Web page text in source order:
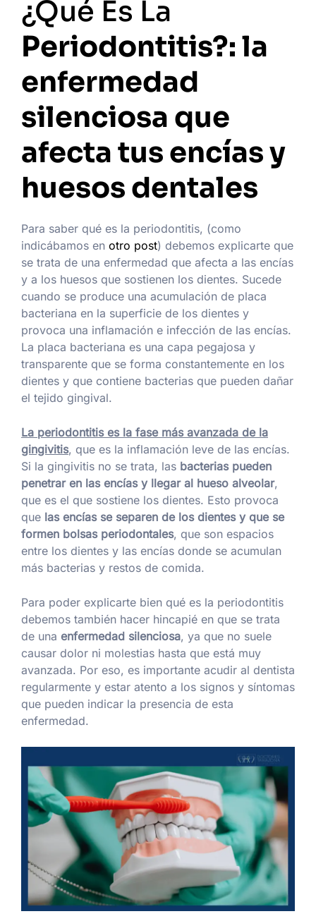
¿Qué Es La
Periodontitis?: la
enfermedad
silenciosa que
afecta tus encías y
huesos dentales
Para saber qué es la periodontitis, (como
indicábamos en otro post) debemos explicarte que
se trata de una enfermedad que afecta a las encías
y a los huesos que sostienen los dientes. Sucede
cuando se produce una acumulación de placa
bacteriana en la superficie de los dientes y
provoca una inflamación e infección de las encías.
La placa bacteriana es una capa pegajosa y
transparente que se forma constantemente en los
dientes y que contiene bacterias que pueden dañar
el tejido gingival.
La periodontitis es la fase más avanzada de la
gingivitis, que es la inflamación leve de las encías.
Si la gingivitis no se trata, las bacterias pueden
penetrar en las encías y llegar al hueso alveolar,
que es el que sostiene los dientes. Esto provoca
que las encías se separen de los dientes y que se
formen bolsas periodontales, que son espacios
entre los dientes y las encías donde se acumulan
más bacterias y restos de comida.
Para poder explicarte bien qué es la periodontitis
debemos también hacer hincapié en que se trata
de una enfermedad silenciosa, ya que no suele
causar dolor ni molestias hasta que está muy
avanzada. Por eso, es importante acudir al dentista
regularmente y estar atento a los signos y síntomas
que pueden indicar la presencia de esta
enfermedad.